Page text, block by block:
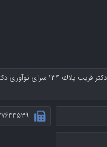
دفترمرکزی :خيابان آزادی
۰۲۱-